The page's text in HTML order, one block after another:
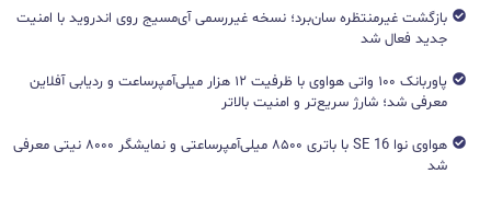
بازگشت غیرمنتظره سان‌برد؛ نسخه غیررسمی آی‌مسیج روی اندروید با امنیت
جدید فعال شد
پاوربانک ۱۰۰ واتی هواوی با ظرفیت ۱۲ هزار میلی‌آمپرساعت و ردیابی آفلاین
معرفی شد؛ شارژ سریع‌تر و امنیت بالاتر
هواوی نوا 16 SE با باتری ۸۵۰۰ میلی‌آمپرساعتی و نمایشگر ۸۰۰۰ نیتی معرفی
شد